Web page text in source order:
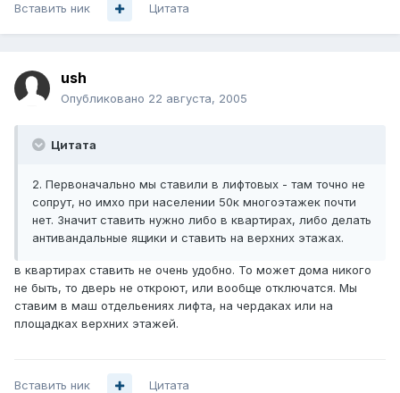
Вставить ник Цитата
ush
Опубликовано 22 августа, 2005
Цитата
2. Первоначально мы ставили в лифтовых - там точно не
сопрут, но имхо при населении 50к многоэтажек почти
нет. Значит ставить нужно либо в квартирах, либо делать
антивандальные ящики и ставить на верхних этажах.
в квартирах ставить не очень удобно. То может дома никого
не быть, то дверь не откроют, или вообще отключатся. Мы
ставим в маш отдельениях лифта, на чердаках или на
площадках верхних этажей.
Вставить ник Цитата